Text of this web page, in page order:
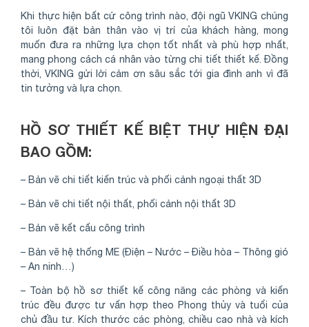
Khi thực hiện bất cứ công trình nào, đội ngũ VKING chúng
tôi luôn đặt bản thân vào vị trí của khách hàng, mong
muốn đưa ra những lựa chọn tốt nhất và phù hợp nhất,
mang phong cách cá nhân vào từng chi tiết thiết kế. Đồng
thời, VKING gửi lời cảm ơn sâu sắc tới gia đình anh vì đã
tin tưởng và lựa chọn.
HỒ SƠ THIẾT KẾ BIỆT THỰ HIỆN ĐẠI
BAO GỒM:
– Bản vẽ chi tiết kiến trúc và phối cảnh ngoại thất 3D
– Bản vẽ chi tiết nội thất, phối cảnh nội thất 3D
– Bản vẽ kết cấu công trình
– Bản vẽ hệ thống ME (Điện – Nước – Điều hòa – Thông gió
– An ninh…)
– Toàn bộ hồ sơ thiết kế công năng các phòng và kiến
trúc đều được tư vấn hợp theo Phong thủy và tuổi của
chủ đầu tư. Kích thước các phòng, chiều cao nhà và kích